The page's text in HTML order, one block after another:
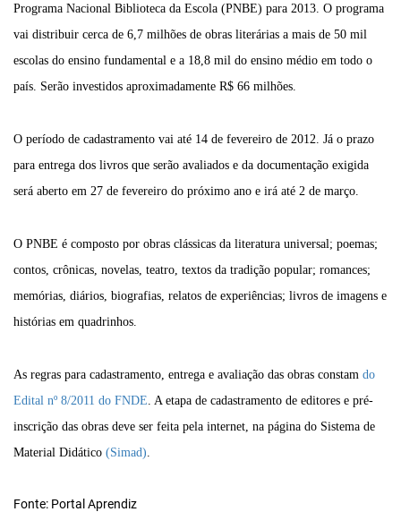
Programa Nacional Biblioteca da Escola (PNBE) para 2013. O programa
vai distribuir cerca de 6,7 milhões de obras literárias a mais de 50 mil
escolas do ensino fundamental e a 18,8 mil do ensino médio em todo o
país. Serão investidos aproximadamente R$ 66 milhões.
O período de cadastramento vai até 14 de fevereiro de 2012. Já o prazo
para entrega dos livros que serão avaliados e da documentação exigida
será aberto em 27 de fevereiro do próximo ano e irá até 2 de março.
O PNBE é composto por obras clássicas da literatura universal; poemas;
contos, crônicas, novelas, teatro, textos da tradição popular; romances;
memórias, diários, biografias, relatos de experiências; livros de imagens e
histórias em quadrinhos.
As regras para cadastramento, entrega e avaliação das obras constam do
Edital nº 8/2011 do FNDE . A etapa de cadastramento de editores e pré-
inscrição das obras deve ser feita pela internet, na página do Sistema de
Material Didático (Simad)
Fonte: Portal Aprendiz